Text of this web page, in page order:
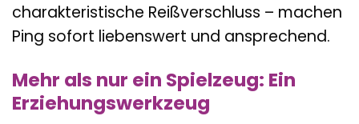
charakteristische Reißverschluss – machen
Ping sofort liebenswert und ansprechend.
Mehr als nur ein Spielzeug: Ein
Erziehungswerkzeug